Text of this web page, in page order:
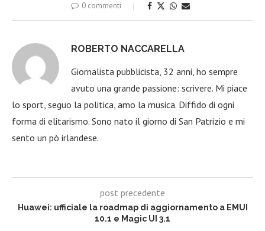
0 commenti
ROBERTO NACCARELLA
Giornalista pubblicista, 32 anni, ho sempre
avuto una grande passione: scrivere. Mi piace
lo sport, seguo la politica, amo la musica. Diffido di ogni
forma di elitarismo. Sono nato il giorno di San Patrizio e mi
sento un pò irlandese.
post precedente
Huawei: ufficiale la roadmap di aggiornamento a EMUI
10.1 e Magic UI 3.1